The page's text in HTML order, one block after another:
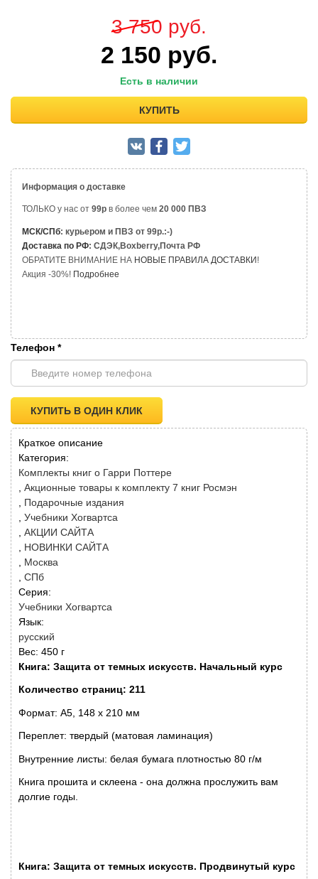
Краткое описание
Категория:
Комплекты книг о Гарри Поттере
Акционные товары к комплекту 7 книг Росмэн
Подарочные издания
Учебники Хогвартса
АКЦИИ САЙТА
НОВИНКИ САЙТА
Москва
СПб
Серия:
Учебники Хогвартса
Язык:
русский
Вес: 450 г
Книга: Защита от темных искусств. Начальный курс
Количество страниц: 211
Формат: А5, 148 x 210 мм
Переплет: твердый (матовая ламинация)
Внутренние листы: белая бумага плотностью 80 г/м
Книга прошита и склеена - она должна прослужить вам
долгие годы.
Книга: Защита от темных искусств. Продвинутый курс
3 750 руб.
2 150 руб.
Есть в наличии
КУПИТЬ
Информация о доставке
ТОЛЬКО у нас от 99р в более чем 20 000 ПВЗ
МСК/СПб: курьером и ПВЗ от 99р.:-)
Доставка по РФ: СДЭК,Boxberry,Почта РФ
ОБРАТИТЕ ВНИМАНИЕ НА НОВЫЕ ПРАВИЛА ДОСТАВКИ!
Акция -30%! Подробнее
Телефон *
КУПИТЬ В ОДИН КЛИК